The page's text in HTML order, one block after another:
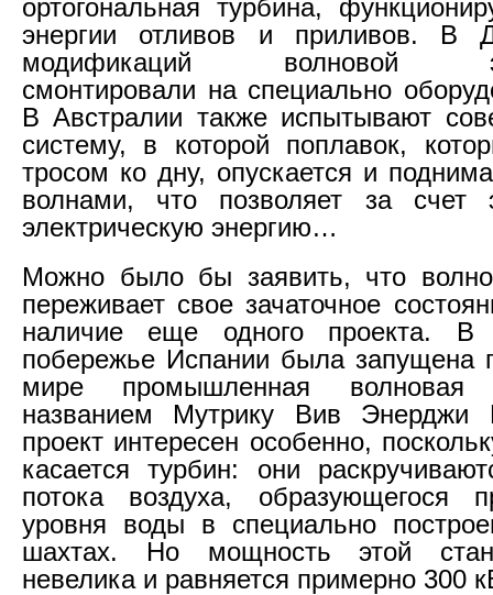
ортогональная турбина,
энергии отливов и приливов. В
модификаций волновой
смонтировали на специально
В Австралии также испытывают
систему, в которой поплавок,
тросом ко дну, опускается и
волнами, что позволяет за счет
электрическую энергию…
Можно было бы заявить, что
переживает свое зачаточное
наличие еще одного проекта. В
побережье Испании была запущена
мире промышленная волновая
названием Мутрику Вив Энерджи
проект интересен особенно,
касается турбин: они
потока воздуха, образующегося
уровня воды в специально
шахтах. Но мощность этой
невелика и равняется примерно 300